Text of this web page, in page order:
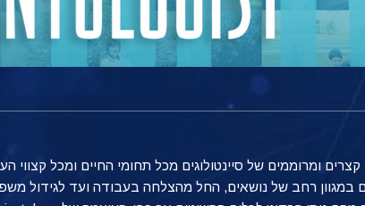
ומרוממים של סיינטולוגים מכל תחומי החיים ומכל קצווי
במגוון רחב של נושאים, החל מהצלחה בעבודה ועד לגידול